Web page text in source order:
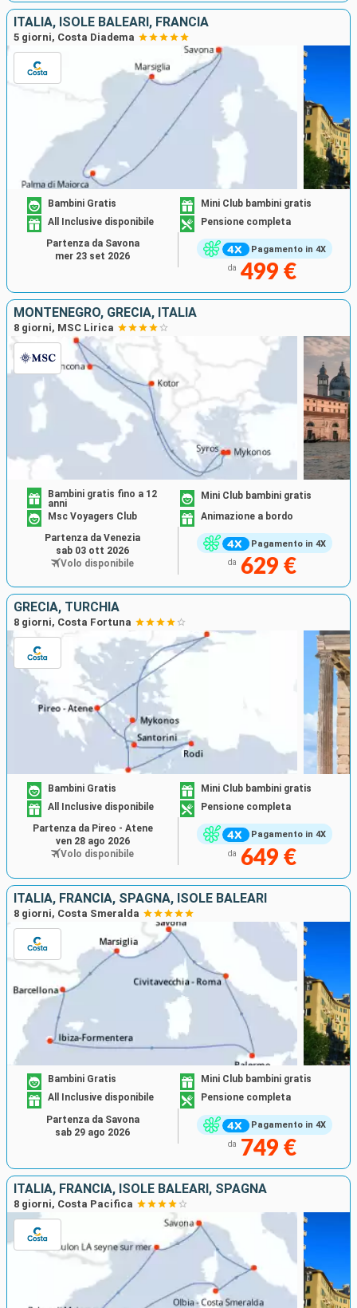
ITALIA, ISOLE BALEARI, FRANCIA
5 giorni, Costa Diadema
Pagamento in 4X
Bambini Gratis
Mini Club bambini gratis
All Inclusive disponibile
Pensione completa
da 499 €
Partenza da Savona
mer 23 set 2026
MONTENEGRO, GRECIA, ITALIA
8 giorni, MSC Lirica
Pagamento in 4X
Bambini gratis fino a 12
anni
Mini Club bambini gratis
Msc Voyagers Club
Animazione a bordo
da 629 €
Partenza da Venezia
sab 03 ott 2026
Volo disponibile
GRECIA, TURCHIA
8 giorni, Costa Fortuna
Pagamento in 4X
Bambini Gratis
Mini Club bambini gratis
All Inclusive disponibile
Pensione completa
da 649 €
Partenza da Pireo - Atene
ven 28 ago 2026
Volo disponibile
ITALIA, FRANCIA, SPAGNA, ISOLE BALEARI
8 giorni, Costa Smeralda
Pagamento in 4X
Bambini Gratis
Mini Club bambini gratis
All Inclusive disponibile
Pensione completa
da 749 €
Partenza da Savona
sab 29 ago 2026
ITALIA, FRANCIA, ISOLE BALEARI, SPAGNA
8 giorni, Costa Pacifica